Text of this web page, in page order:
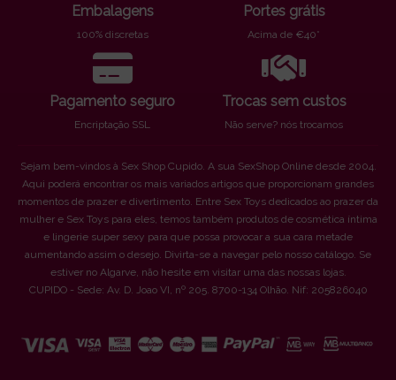
Embalagens
100% discretas
Portes grátis
Acima de €40*
Pagamento seguro
Encriptação SSL
Trocas sem custos
Não serve? nós trocamos
Sejam bem-vindos à Sex Shop Cupido. A sua SexShop Online desde 2004.
Aqui poderá encontrar os mais variados artigos que proporcionam grandes
momentos de prazer e divertimento. Entre Sex Toys dedicados ao prazer da
mulher e Sex Toys para eles, temos também produtos de cosmética íntima
e lingerie super sexy para que possa provocar a sua cara metade
aumentando assim o desejo. Divirta-se a navegar pelo nosso catálogo. Se
estiver no Algarve, não hesite em visitar uma das nossas lojas.
CUPIDO - Sede: Av. D. Joao VI, nº 205. 8700-134 Olhão. Nif: 205826040